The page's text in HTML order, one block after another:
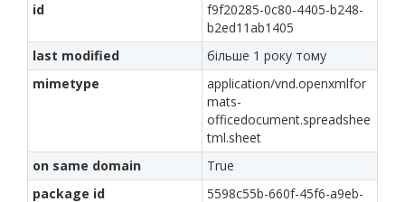
id
f9f20285-0c80-4405-b248-
b2ed11ab1405
last modified
більше 1 року тому
mimetype
application/vnd.openxmlfor
mats-
officedocument.spreadshee
tml.sheet
on same domain
True
package id
5598c55b-660f-45f6-a9eb-